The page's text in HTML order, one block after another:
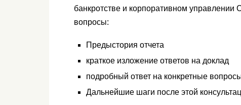
банкротстве и корпоративном
вопросы:
Предыстория отчета
краткое изложение ответов на доклад
подробный ответ на конкретные
Дальнейшие шаги после этой